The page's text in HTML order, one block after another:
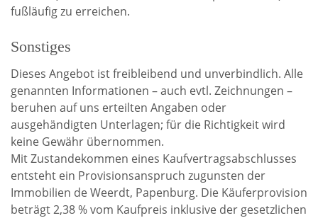
fußläufig zu erreichen.
Sonstiges
Dieses Angebot ist freibleibend und unverbindlich. Alle
genannten Informationen – auch evtl. Zeichnungen –
beruhen auf uns erteilten Angaben oder
ausgehändigten Unterlagen; für die Richtigkeit wird
keine Gewähr übernommen.
Mit Zustandekommen eines Kaufvertragsabschlusses
entsteht ein Provisionsanspruch zugunsten der
Immobilien de Weerdt, Papenburg. Die Käuferprovision
beträgt 2,38 % vom Kaufpreis inklusive der gesetzlichen